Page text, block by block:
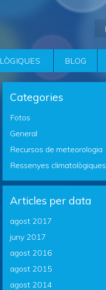
BLOG
Categories
Fotos
General
Recursos de meteorologia
Ressenyes climatològiques
Articles per data
agost 2017
juny 2017
agost 2016
agost 2015
agost 2014